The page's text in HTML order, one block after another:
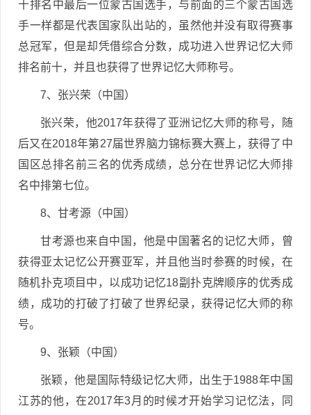
十排名中最后一位蒙古国选手，与前面的三个蒙古国选
手一样都是代表国家队出站的，虽然他并没有取得赛事
总冠军，但是却凭借综合分数，成功进入世界记忆大师
排名前十，并且也获得了世界记忆大师称号。
7、张兴荣（中国）
张兴荣，他2017年获得了亚洲记忆大师的称号，随
后又在2018年第27届世界脑力锦标赛大赛上，获得了中
国区总排名前三名的优秀成绩，总分在世界记忆大师排
名中排第七位。
8、甘考源（中国）
甘考源也来自中国，他是中国著名的记忆大师，曾
获得亚太记忆公开赛亚军，并且他当时参赛的时候，在
随机扑克项目中，以成功记忆18副扑克牌顺序的优秀成
绩，成功的打破了打破了世界纪录，获得记忆大师的称
号。
9、张颖（中国）
张颖，他是国际特级记忆大师，出生于1988年中国
江苏的他，在2017年3月的时候才开始学习记忆法，同